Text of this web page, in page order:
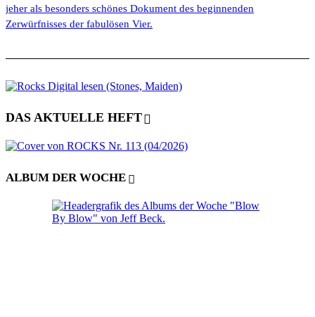
jeher als besonders schönes Dokument des beginnenden
Zerwürfnisses der fabulösen Vier.
DAS AKTUELLE HEFT
ALBUM DER WOCHE